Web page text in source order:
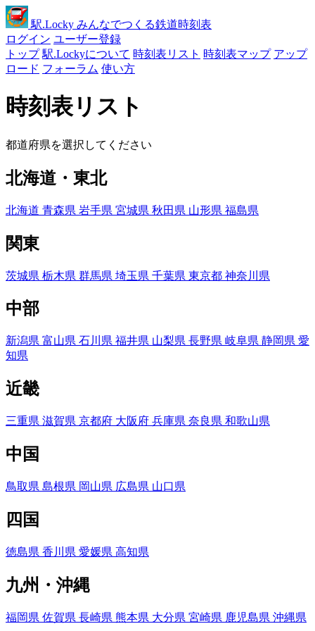
駅.Locky みんなでつくる鉄道時刻表
ログイン ユーザー登録
トップ 駅.Lockyについて 時刻表リスト 時刻表マップ アップ
ロード フォーラム 使い方
時刻表リスト
都道府県を選択してください
北海道・東北
北海道 青森県 岩手県 宮城県 秋田県 山形県 福島県
関東
茨城県 栃木県 群馬県 埼玉県 千葉県 東京都 神奈川県
中部
新潟県 富山県 石川県 福井県 山梨県 長野県 岐阜県 静岡県 愛
知県
近畿
三重県 滋賀県 京都府 大阪府 兵庫県 奈良県 和歌山県
中国
鳥取県 島根県 岡山県 広島県 山口県
四国
徳島県 香川県 愛媛県 高知県
九州・沖縄
福岡県 佐賀県 長崎県 熊本県 大分県 宮崎県 鹿児島県 沖縄県